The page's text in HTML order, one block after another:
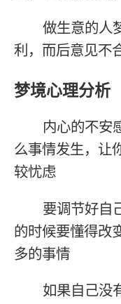
做生意的人
利，而后意见不
梦境心理分析
内心的不安
么事情发生，让
较忧虑
要调节好自
的时候要懂得改
多的事情
如果自己没